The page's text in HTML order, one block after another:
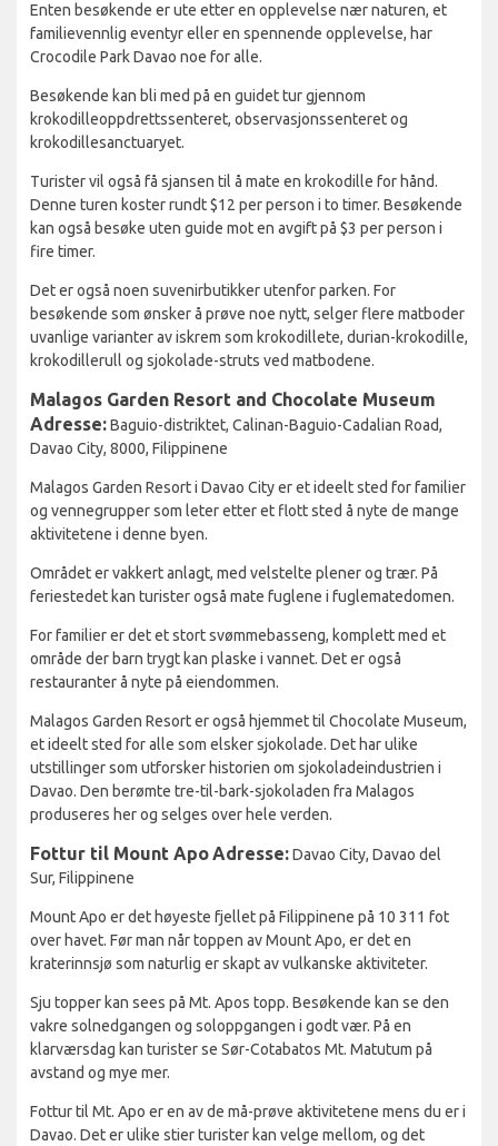
Enten besøkende er ute etter en opplevelse nær naturen, et
familievennlig eventyr eller en spennende opplevelse, har
Crocodile Park Davao noe for alle.
Besøkende kan bli med på en guidet tur gjennom
krokodilleoppdrettssenteret, observasjonssenteret og
krokodillesanctuaryet.
Turister vil også få sjansen til å mate en krokodille for hånd.
Denne turen koster rundt $12 per person i to timer. Besøkende
kan også besøke uten guide mot en avgift på $3 per person i
fire timer.
Det er også noen suvenirbutikker utenfor parken. For
besøkende som ønsker å prøve noe nytt, selger flere matboder
uvanlige varianter av iskrem som krokodillete, durian-krokodille,
krokodillerull og sjokolade-struts ved matbodene.
Malagos Garden Resort and Chocolate Museum
Adresse:Baguio-distriktet, Calinan-Baguio-Cadalian Road,
Davao City, 8000, Filippinene
Malagos Garden Resort i Davao City er et ideelt sted for familier
og vennegrupper som leter etter et flott sted å nyte de mange
aktivitetene i denne byen.
Området er vakkert anlagt, med velstelte plener og trær. På
feriestedet kan turister også mate fuglene i fuglematedomen.
For familier er det et stort svømmebasseng, komplett med et
område der barn trygt kan plaske i vannet. Det er også
restauranter å nyte på eiendommen.
Malagos Garden Resort er også hjemmet til Chocolate Museum,
et ideelt sted for alle som elsker sjokolade. Det har ulike
utstillinger som utforsker historien om sjokoladeindustrien i
Davao. Den berømte tre-til-bark-sjokoladen fra Malagos
produseres her og selges over hele verden.
Fottur til Mount ApoAdresse:Davao City, Davao del
Sur, Filippinene
Mount Apo er det høyeste fjellet på Filippinene på 10 311 fot
over havet. Før man når toppen av Mount Apo, er det en
kraterinnsjø som naturlig er skapt av vulkanske aktiviteter.
Sju topper kan sees på Mt. Apos topp. Besøkende kan se den
vakre solnedgangen og soloppgangen i godt vær. På en
klarværsdag kan turister se Sør-Cotabatos Mt. Matutum på
avstand og mye mer.
Fottur til Mt. Apo er en av de må-prøve aktivitetene mens du er i
Davao. Det er ulike stier turister kan velge mellom, og det